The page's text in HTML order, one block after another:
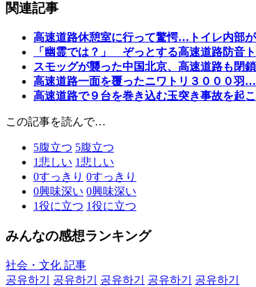
関連記事
高速道路休憩室に行って驚愕…トイレ内部
「幽霊では？」 ぞっとする高速道路防音
スモッグが襲った中国北京、高速道路も閉
高速道路一面を覆ったニワトリ３０００羽
高速道路で９台を巻き込む玉突き事故を起
この記事を読んで…
5腹立つ 5腹立つ
1悲しい 1悲しい
0すっきり 0すっきり
0興味深い 0興味深い
1役に立つ 1役に立つ
みんなの感想ランキング
社会・文化 記事
공유하기
공유하기 공유하기 공유하기
공유하기